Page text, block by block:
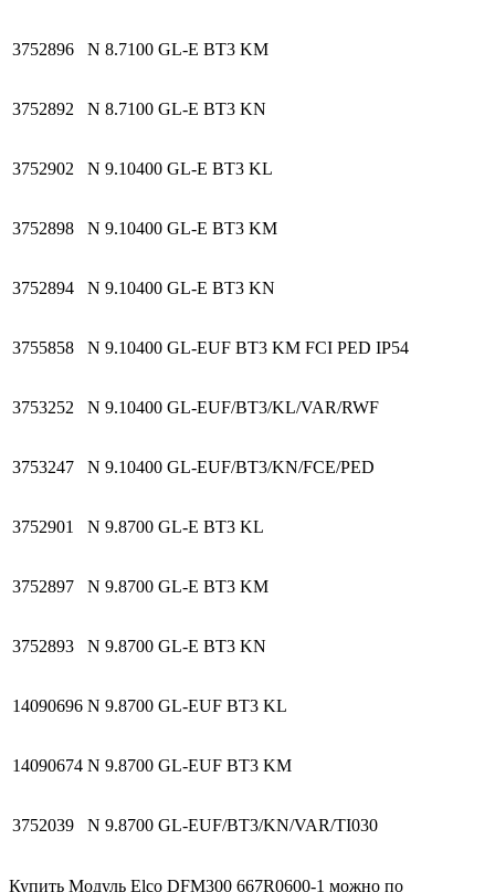
3752896 N 8.7100 GL-E BT3 KM
3752892 N 8.7100 GL-E BT3 KN
3752902 N 9.10400 GL-E BT3 KL
3752898 N 9.10400 GL-E BT3 KM
3752894 N 9.10400 GL-E BT3 KN
3755858 N 9.10400 GL-EUF BT3 KM FCI PED IP54
3753252 N 9.10400 GL-EUF/BT3/KL/VAR/RWF
3753247 N 9.10400 GL-EUF/BT3/KN/FCE/PED
3752901 N 9.8700 GL-E BT3 KL
3752897 N 9.8700 GL-E BT3 KM
3752893 N 9.8700 GL-E BT3 KN
14090696 N 9.8700 GL-EUF BT3 KL
14090674 N 9.8700 GL-EUF BT3 KM
3752039 N 9.8700 GL-EUF/BT3/KN/VAR/TI030
Купить Модуль Elco DFM300 667R0600-1 можно по